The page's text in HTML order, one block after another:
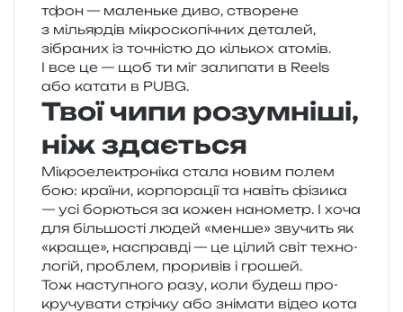
тфон — малень­ке диво, ство­ре­не
з мільяр­дів мікро­ско­пі­чних дета­лей,
зібра­них із точні­стю до кіль­кох ато­мів.
І все це — щоб ти міг зали­па­ти в Reels
або ката­ти в PUBG.
Твої чипи розумніші,
ніж здається
Мікроелектроніка стала новим полем
бою: кра­ї­ни, кор­по­ра­ції та навіть фізи­ка
— усі борю­ться за кожен нано­метр. І хоча
для біль­шо­сті людей «менше» зву­чить як
«краще», насправ­ді — це цілий світ техно­
ло­гій, про­блем, про­ри­вів і грошей.
Тож насту­пно­го разу, коли будеш про­
кру­чу­ва­ти стрі­чку або зні­ма­ти відео кота